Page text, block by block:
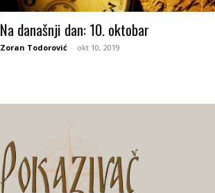
Na današnji dan: 10. oktobar
Zoran Todorović - okt 10, 2019